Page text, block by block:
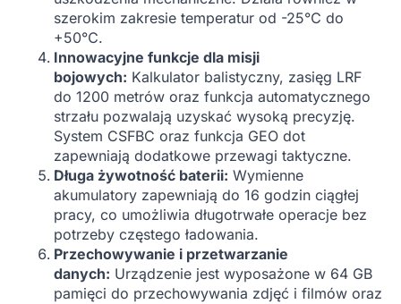
szerokim zakresie temperatur od -25℃ do
+50℃.
Innowacyjne funkcje dla misji
bojowych: Kalkulator balistyczny, zasięg LRF
do 1200 metrów oraz funkcja automatycznego
strzału pozwalają uzyskać wysoką precyzję.
System CSFBC oraz funkcja GEO dot
zapewniają dodatkowe przewagi taktyczne.
Długa żywotność baterii: Wymienne
akumulatory zapewniają do 16 godzin ciągłej
pracy, co umożliwia długotrwałe operacje bez
potrzeby częstego ładowania.
Przechowywanie i przetwarzanie
danych: Urządzenie jest wyposażone w 64 GB
pamięci do przechowywania zdjęć i filmów oraz